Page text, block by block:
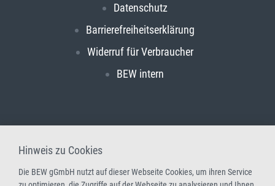
Datenschutz
Barrierefreiheitserklärung
Widerruf für Verbraucher
BEW intern
Hinweis zu Cookies
Die BEW gGmbH nutzt auf dieser Webseite Cookies, um ihren Service